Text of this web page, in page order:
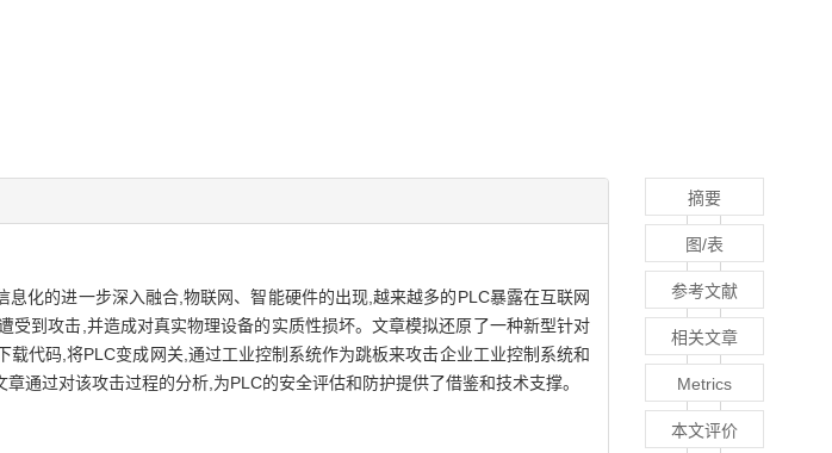
化的进一步深入融合,物联网、智能硬件的出现,越来越多的PLC暴露在互联网
到攻击,并造成对真实物理设备的实质性损坏。文章模拟还原了一种新型针对
代码,将PLC变成网关,通过工业控制系统作为跳板来攻击企业工业控制系统和
通过对该攻击过程的分析,为PLC的安全评估和防护提供了借鉴和技术支撑。
摘要
图/表
参考文献
相关文章
Metrics
本文评价